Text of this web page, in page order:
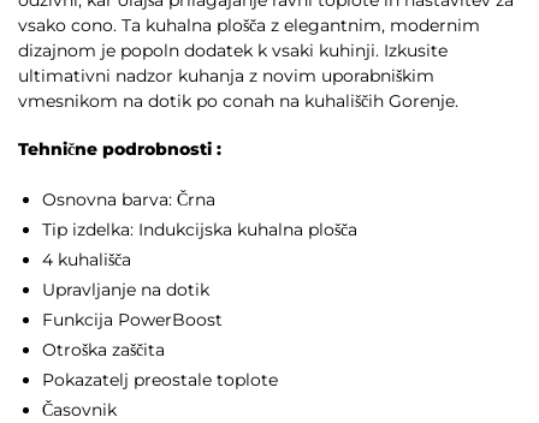
vsako cono. Ta kuhalna plošča z elegantnim, modernim
dizajnom je popoln dodatek k vsaki kuhinji. Izkusite
ultimativni nadzor kuhanja z novim uporabniškim
vmesnikom na dotik po conah na kuhališčih Gorenje.
Tehnične podrobnosti :
Osnovna barva: Črna
Tip izdelka: Indukcijska kuhalna plošča
4 kuhališča
Upravljanje na dotik
Funkcija PowerBoost
Otroška zaščita
Pokazatelj preostale toplote
Časovnik